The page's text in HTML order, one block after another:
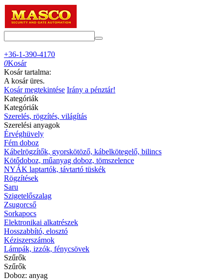
+36-1-390-4170
0Kosár
Kosár tartalma:
A kosár üres.
Kosár megtekintése Irány a pénztár!
Kategóriák
Kategóriák
Szerelés, rögzítés, világítás
Szerelési anyagok
Érvéghüvely
Fém doboz
Kábelrögzítők, gyorskötöző, kábelkötegelő, bilincs
Kötődoboz, műanyag doboz, tömszelence
NYÁK laptartók, távtartó tüskék
Rögzítések
Saru
Szigetelőszalag
Zsugorcső
Sorkapocs
Elektronikai alkatrészek
Hosszabbító, elosztó
Kéziszerszámok
Lámpák, izzók, fénycsövek
Szűrők
Szűrők
Doboz: anyag